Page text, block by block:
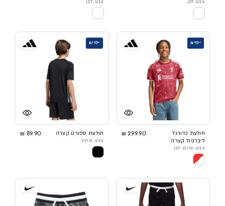
צבע: לבן צבע: לבן
ילדים
חולצת כדורגל
ליברפול קצרה
299.90 ₪
צבע: אדום, לבן
ילדים
חולצת ספורט קצרה 89.90 ₪
צבע: שחור